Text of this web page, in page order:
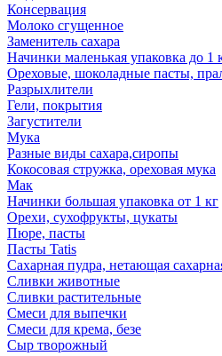
Консервация
Молоко сгущенное
Заменитель сахара
Начинки маленькая упаковка до 1
Ореховые, шоколадные пасты,
Разрыхлители
Гели, покрытия
Загустители
Мука
Разные виды сахара,сиропы
Кокосовая стружка, ореховая мука
Мак
Начинки большая упаковка от 1 кг
Орехи, сухофрукты, цукаты
Пюре, пасты
Пасты Tatis
Сахарная пудра, нетающая
Сливки животные
Сливки растительные
Смеси для выпечки
Смеси для крема, безе
Сыр творожный